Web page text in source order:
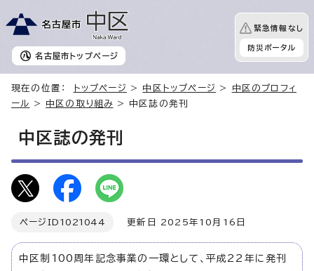
名古屋市 トップページ
緊急情報なし
防災ポータル
現在の位置： トップページ > 中区トップページ >
中区のプロフィ
ール
> 中区の取り組み > 中区誌の発刊
中区誌の発刊
ページID 1021044 更新日 2025年10月16日
中区制100周年記念事業の一環として、平成22年に発刊